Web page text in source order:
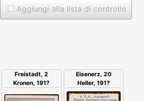
Aggiungi alla lista di controllo
Freistadt, 2
Kronen, 191?
Eisenerz, 20
Heller, 191?